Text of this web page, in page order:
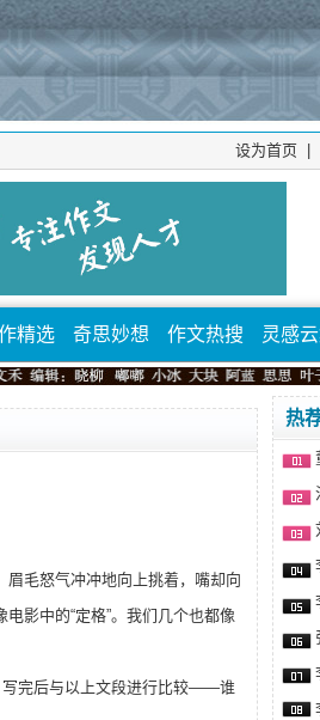
设为首页
精选 奇思妙想 作文热搜 灵感
毛怒气冲冲地向上挑着，嘴却向
影中的“定格”。我们几个也都像
写完后与以上文段进行比较——谁
热